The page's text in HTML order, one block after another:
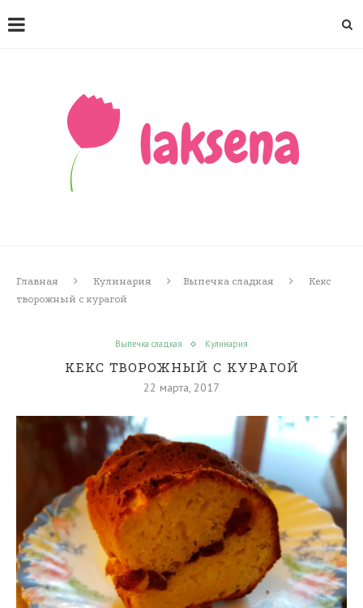
Главная Кулинария Выпечка сладкая
Кекс
творожный с курагой
Выпечка сладкая Кулинария
КЕКС ТВОРОЖНЫЙ С КУРАГОЙ
22 марта, 2017